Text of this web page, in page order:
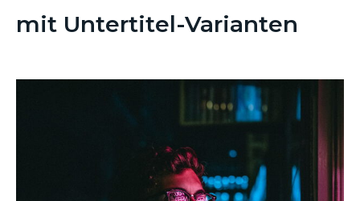
mit Untertitel-Varianten